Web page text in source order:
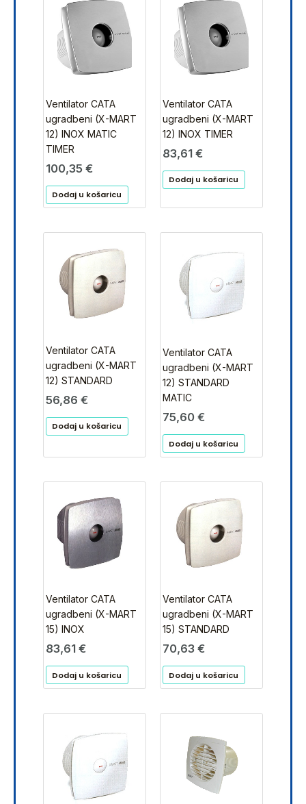
Ventilator CATA
ugradbeni (X-MART
12) INOX MATIC
TIMER
100,35 €
Dodaj u košaricu
Ventilator CATA
ugradbeni (X-MART
12) INOX TIMER
83,61 €
Dodaj u košaricu
Ventilator CATA
ugradbeni (X-MART
12) STANDARD
56,86 €
Dodaj u košaricu
Ventilator CATA
ugradbeni (X-MART
12) STANDARD
MATIC
75,60 €
Dodaj u košaricu
Ventilator CATA
ugradbeni (X-MART
15) INOX
83,61 €
Dodaj u košaricu
Ventilator CATA
ugradbeni (X-MART
15) STANDARD
70,63 €
Dodaj u košaricu